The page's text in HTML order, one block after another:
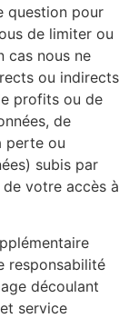
question pour
de limiter ou
cas nous ne
ou indirects
profits ou de
de
perte ou
subis par
votre accès à
responsabilité
découlant
service